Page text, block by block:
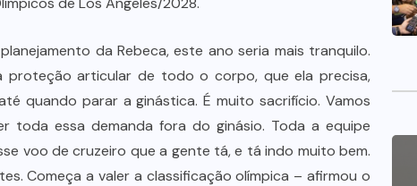
da Rebeca, este ano seria mais tranquilo.
proteção articular de todo o corpo, que ela precisa,
quando parar a ginástica. É muito sacrifício. Vamos
toda essa demanda fora do ginásio. Toda a equipe
voo de cruzeiro que a gente tá, e tá indo muito bem.
Começa a valer a classificação olímpica – afirmou o